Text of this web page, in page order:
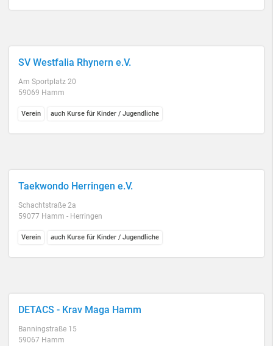
SV Westfalia Rhynern e.V.
Am Sportplatz 20
59069 Hamm
Verein auch Kurse für Kinder / Jugendliche
Taekwondo Herringen e.V.
Schachtstraße 2a
59077 Hamm - Herringen
Verein auch Kurse für Kinder / Jugendliche
DETACS - Krav Maga Hamm
Banningstraße 15
59067 Hamm